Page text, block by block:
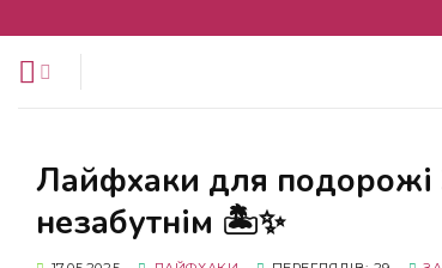
змісту
Лайфхаки для подорожі Занзібаром: як зробити Ваш відпочинок
незабутнім 🏝️✨